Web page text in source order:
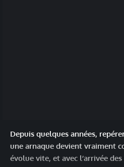
Depuis quelques années,
une arnaque devient vraiment
évolue vite, et avec l’arrivée